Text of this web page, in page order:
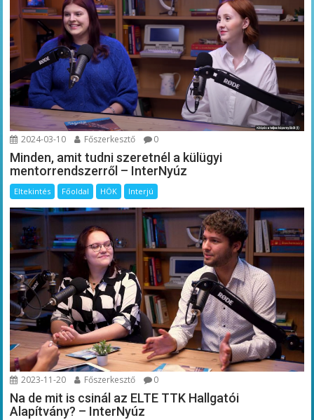
2024-03-10 Főszerkesztő 0
Minden, amit tudni szeretnél a külügyi
mentorrendszerről – InterNyúz
Eltekintés Főoldal HÖK Interjú
2023-11-20 Főszerkesztő 0
Na de mit is csinál az ELTE TTK Hallgatói
Alapítvány? – InterNyúz